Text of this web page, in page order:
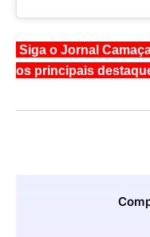
Siga o Jornal
os principais